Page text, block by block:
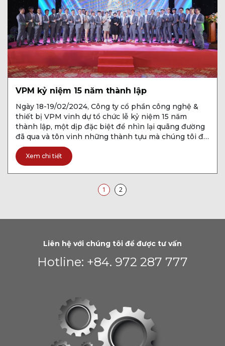
VPM kỷ niệm 15 năm thành lập
Ngày 18-19/02/2024, Công ty cổ phần công nghệ &
thiết bị VPM vinh dự tổ chức lễ kỷ niệm 15 năm
thành lập, một dịp đặc biệt để nhìn lại quãng đường
đã qua và tôn vinh những thành tựu mà chúng tôi đã
cùng nhau đạt được. Đây cũng là dịp để cán bộ, […]
Xem chi tiết
Trang hiện tại
1 Trang
2
Liên hệ với chúng tôi để được tư vấn
Hotline: +84. 972 287 777